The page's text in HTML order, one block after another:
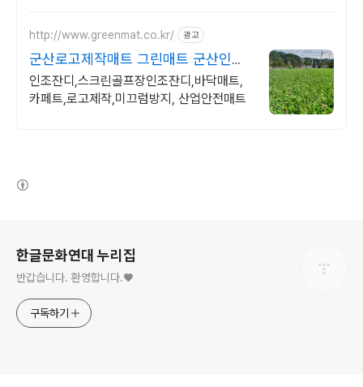
http://www.greenmat.co.kr/ 광고
군산로고제작매트 그린매트 군산인조
잔디시공전문 그린매트
인조잔디,스크린골프장인조잔디,바닥매트,
카페트,로고제작,미끄럼방지, 산업안전매트
한글문화연대 누리집
반갑습니다. 환영합니다.♥
구독하기